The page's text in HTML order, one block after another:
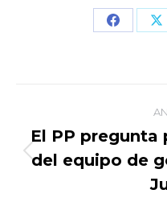
Share
entre
El PP pregunta
del equipo de